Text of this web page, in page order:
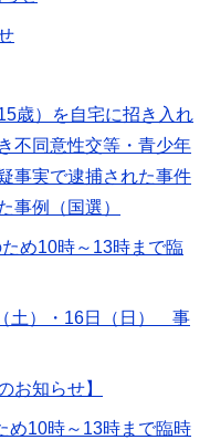
歳）を自宅に招き入れ
不同意性交等・青少年
事実で逮捕された事件
事例（国選）
め10時～13時まで臨
土）・16日（日） 事
お知らせ】
め10時～13時まで臨時